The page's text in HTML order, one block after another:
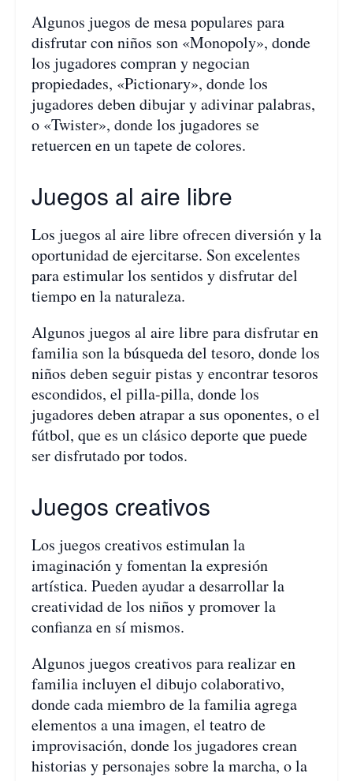
Algunos juegos de mesa populares para
disfrutar con niños son «Monopoly», donde
los jugadores compran y negocian
propiedades, «Pictionary», donde los
jugadores deben dibujar y adivinar palabras,
o «Twister», donde los jugadores se
retuercen en un tapete de colores.
Juegos al aire libre
Los juegos al aire libre ofrecen diversión y la
oportunidad de ejercitarse. Son excelentes
para estimular los sentidos y disfrutar del
tiempo en la naturaleza.
Algunos juegos al aire libre para disfrutar en
familia son la búsqueda del tesoro, donde los
niños deben seguir pistas y encontrar tesoros
escondidos, el pilla-pilla, donde los
jugadores deben atrapar a sus oponentes, o el
fútbol, que es un clásico deporte que puede
ser disfrutado por todos.
Juegos creativos
Los juegos creativos estimulan la
imaginación y fomentan la expresión
artística. Pueden ayudar a desarrollar la
creatividad de los niños y promover la
confianza en sí mismos.
Algunos juegos creativos para realizar en
familia incluyen el dibujo colaborativo,
donde cada miembro de la familia agrega
elementos a una imagen, el teatro de
improvisación, donde los jugadores crean
historias y personajes sobre la marcha, o la